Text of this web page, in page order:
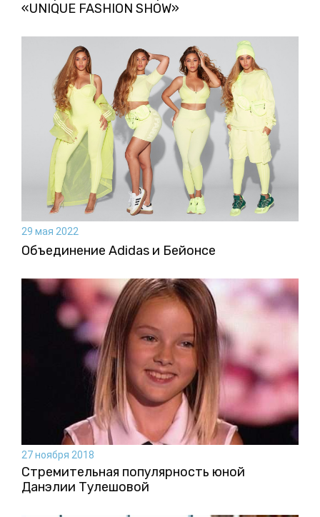
«UNIQUE FASHION SHOW»
29 мая 2022
Объединение Adidas и Бейонсе
27 ноября 2018
Стремительная популярность юной
Данэлии Тулешовой